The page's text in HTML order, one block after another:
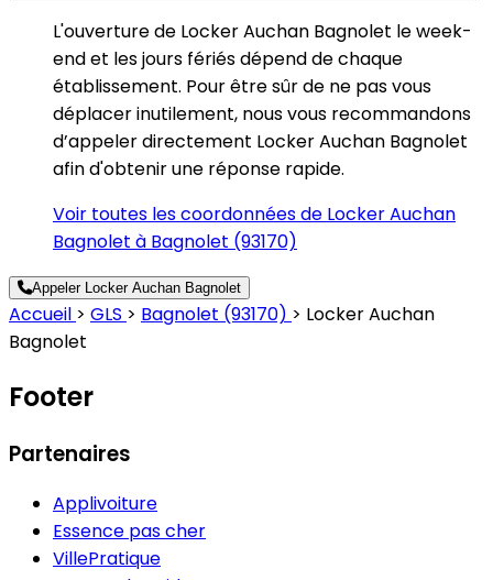
L'ouverture de Locker Auchan Bagnolet le week-
end et les jours fériés dépend de chaque
établissement. Pour être sûr de ne pas vous
déplacer inutilement, nous vous recommandons
d’appeler directement Locker Auchan Bagnolet
afin d'obtenir une réponse rapide.
Voir toutes les coordonnées de Locker Auchan
Bagnolet à Bagnolet (93170)
Appeler Locker Auchan Bagnolet
Accueil > GLS > Bagnolet (93170) > Locker Auchan
Bagnolet
Footer
Partenaires
Applivoiture
Essence pas cher
VillePratique